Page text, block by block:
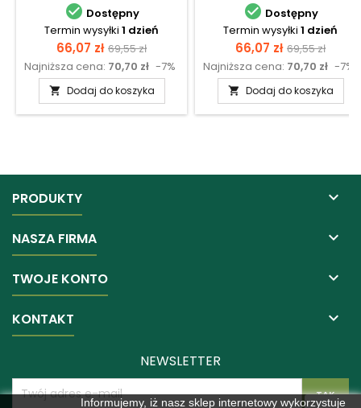
 Dostępny
Termin wysyłki 1 dzień
Cena
66,07 zł Cena
podstawowa
69,55 zł
Najniższa cena: 70,70 zł -7%
 Dodaj do koszyka
 Dostępny
Termin wysyłki 1 dzień
Cena
66,07 zł Cena
69,55 zł
Najniższa cena: 70,70 zł -7%
 Dodaj do koszyka
PRODUKTY 
NASZA FIRMA 
TWOJE KONTO 
KONTAKT 
Informujemy, iż nasz sklep internetowy wykorzystuje
NEWSLETTER